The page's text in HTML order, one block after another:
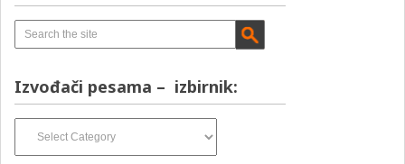
Izvođači pesama – izbirnik:
pesama